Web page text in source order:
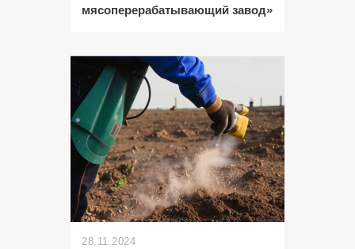
мясоперерабатывающий завод»
28.11.2024